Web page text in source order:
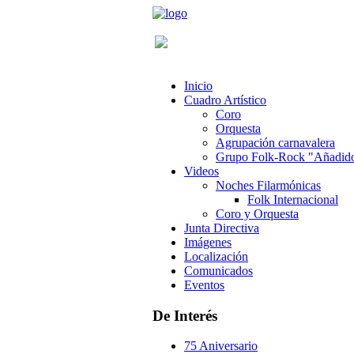
Inicio
Cuadro Artístico
Coro
Orquesta
Agrupación carnavalera
Grupo Folk-Rock
Videos
Noches Filarmónicas
Folk Internacional
Coro y Orquesta
Junta Directiva
Imágenes
Localización
Comunicados
Eventos
De Interés
75 Aniversario